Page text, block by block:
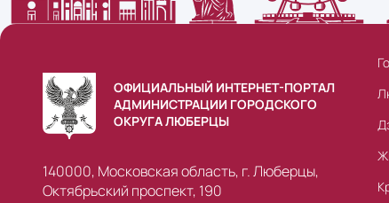
ОФИЦИАЛЬНЫЙ ИНТЕРНЕТ-ПОРТАЛ
АДМИНИСТРАЦИИ ГОРОДСКОГО
ОКРУГА ЛЮБЕРЦЫ
140000, Московская область, г. Люберцы,
Октябрьский проспект, 190